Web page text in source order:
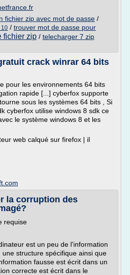
fichier zip avec mot de passe /
10 / trouver mot de passe pour
fichier zip / telecharger 7 zip
crack winrar 64 bits
pour les environnements 64 bits
rapide [...] cyberfox supporte
sous les systèmes 64 bits , Si
cyberfox utilise windows 8 sdk ce
le système windows 8 et les
web calqué sur firefox | il
la corruption des
requise
est un peu de l'information
structure spécifique ainsi que
fausse est écrit dans un
correcte est écrit dans le